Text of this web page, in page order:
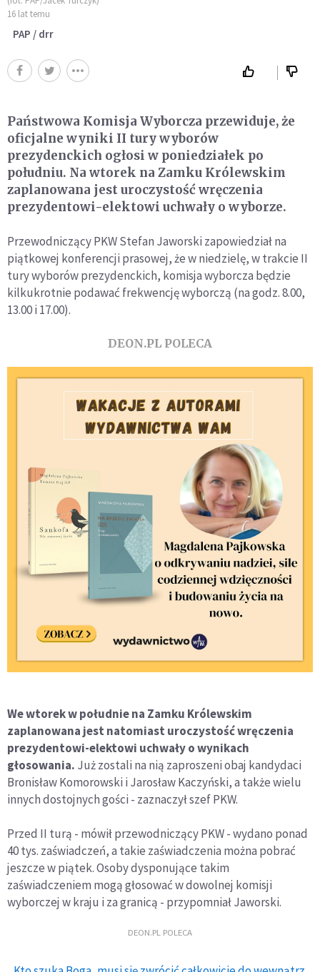
16 lat temu
PAP / drr
Państwowa Komisja Wyborcza przewiduje, że
oficjalne wyniki II tury wyborów
prezydenckich ogłosi w poniedziałek po
południu. Na wtorek na Zamku Królewskim
zaplanowana jest uroczystość wręczenia
prezydentowi-elektowi uchwały o wyborze.
Przewodniczący PKW Stefan Jaworski zapowiedział na
piątkowej konferencji prasowej, że w niedzielę, w trakcie II
tury wyborów prezydenckich, komisja wyborcza będzie
kilkukrotnie podawać frekwencję wyborczą (na godz. 8.00,
13.00 i 17.00).
DEON.PL POLECA
We wtorek w południe na Zamku Królewskim
zaplanowana jest natomiast uroczystość wręczenia
prezydentowi-elektowi uchwały o wynikach
głosowania. Już zostali na nią zaproszeni obaj kandydaci
Bronisław Komorowski i Jarosław Kaczyński, a także wielu
innych dostojnych gości - zaznaczył szef PKW.
Przed II turą - mówił przewodniczący PKW - wydano ponad
40 tys. zaświadczeń, a takie zaświadczenia można pobrać
jeszcze w piątek. Osoby dysponujące takim
zaświadczeniem mogą głosować w dowolnej komisji
wyborczej w kraju i za granicą - przypomniał Jaworski.
DEON.PL POLECA